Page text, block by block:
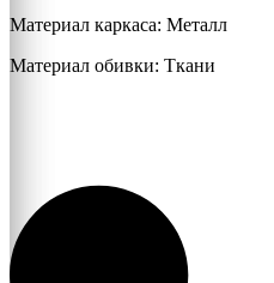
Материал каркаса: Металл
Материал обивки: Ткани